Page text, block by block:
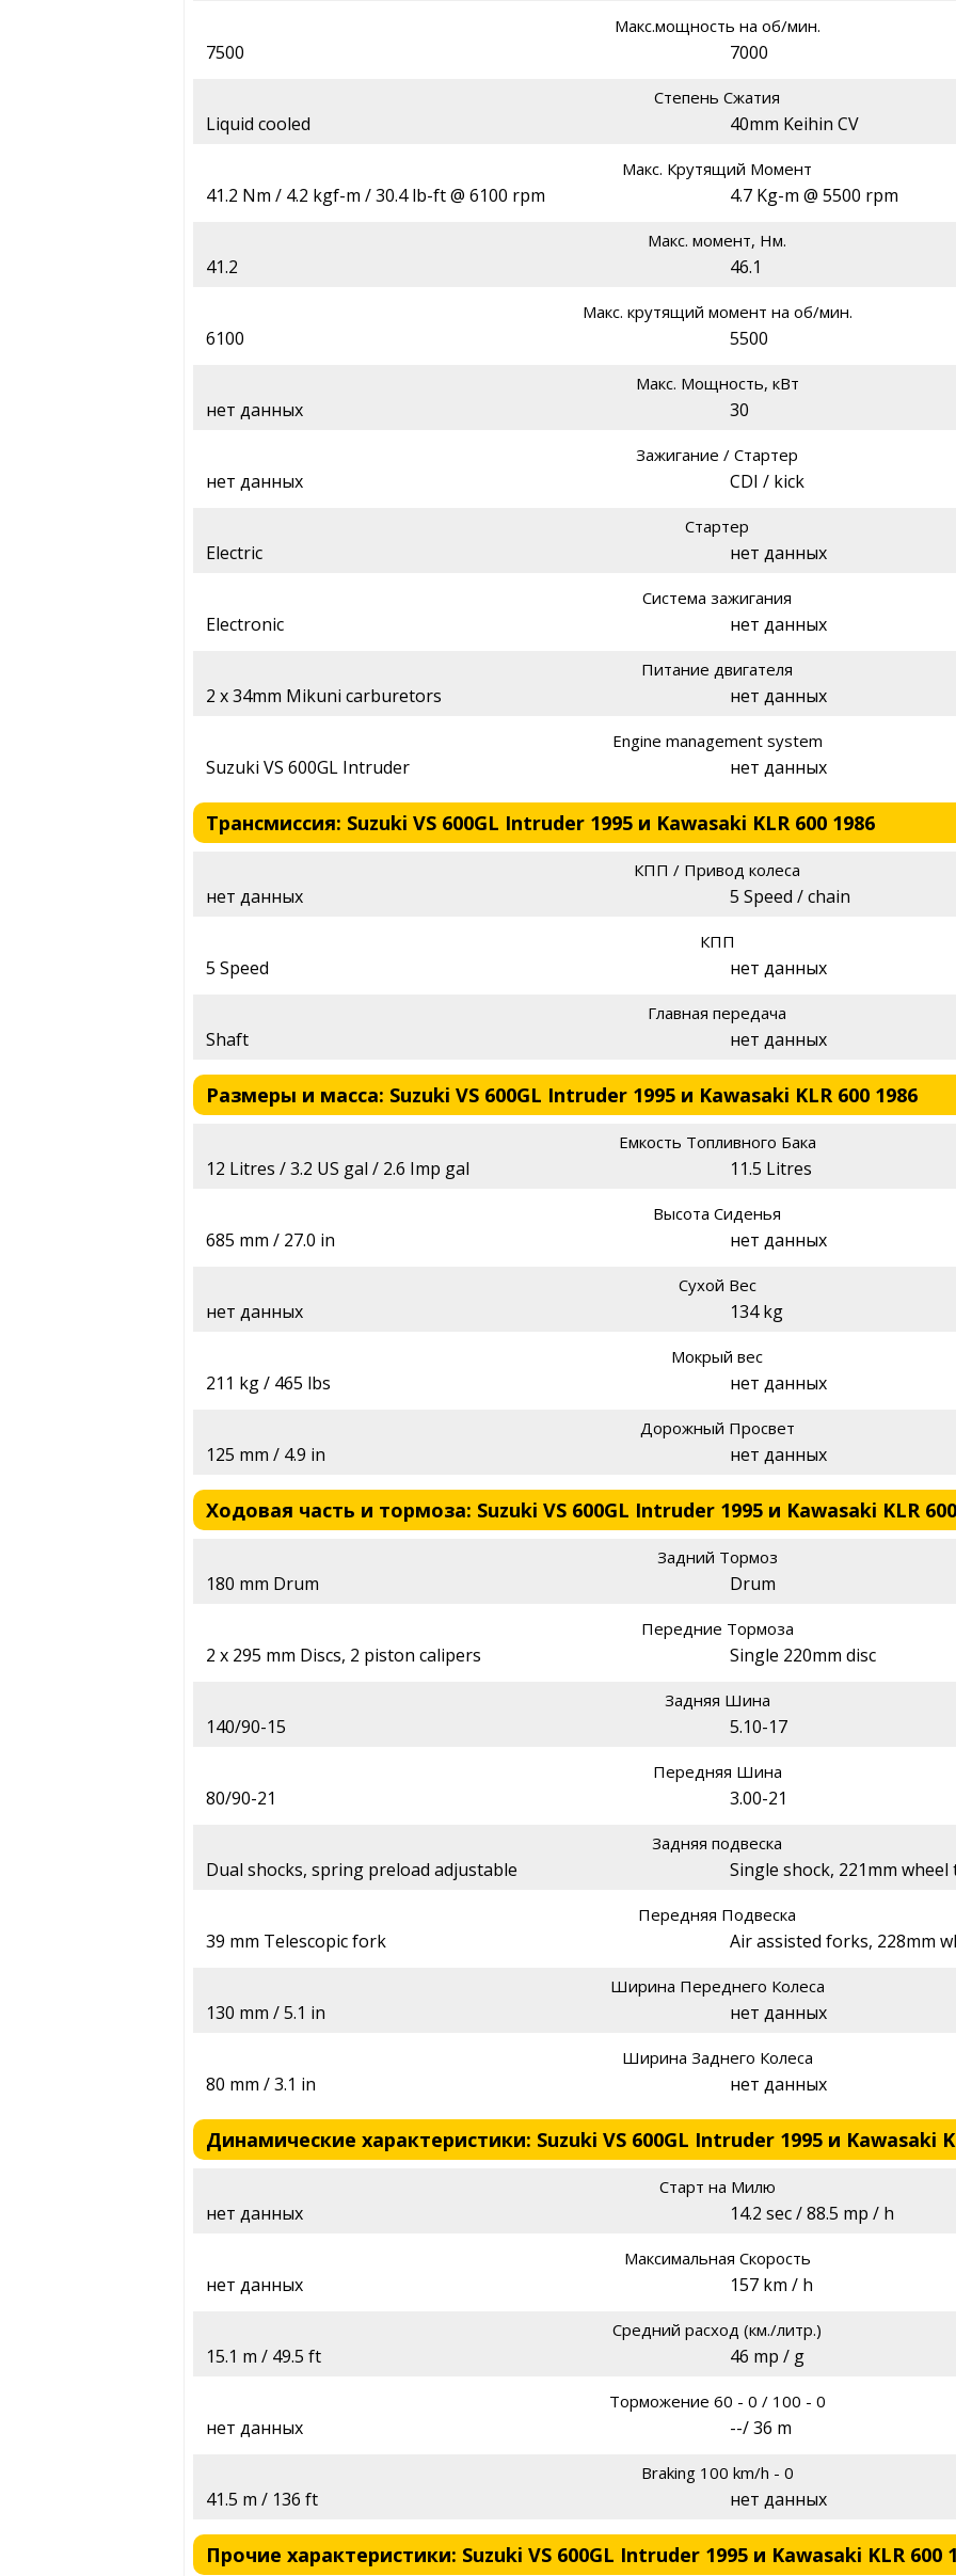
Макс.мощность на об/мин.
7500 7000
Степень Сжатия
Liquid cooled 40mm Keihin CV
Макс. Крутящий Момент
41.2 Nm / 4.2 kgf-m / 30.4 lb-ft @ 6100 rpm 4.7 Kg-m @ 5500 rpm
Макс. момент, Нм.
41.2 46.1
Макс. крутящий момент на об/мин.
6100 5500
Макс. Мощность, кВт
нет данных 30
Зажигание / Стартер
нет данных CDI / kick
Стартер
Electric нет данных
Система зажигания
Electronic нет данных
Питание двигателя
2 x 34mm Mikuni carburetors нет данных
Engine management system
Suzuki VS 600GL Intruder нет данных
Трансмиссия: Suzuki VS 600GL Intruder 1995 и Kawasaki KLR 600 1986
КПП / Привод колеса
нет данных 5 Speed / chain
КПП
5 Speed нет данных
Главная передача
Shaft нет данных
Размеры и масса: Suzuki VS 600GL Intruder 1995 и Kawasaki KLR 600 1986
Емкость Топливного Бака
12 Litres / 3.2 US gal / 2.6 Imp gal 11.5 Litres
Высота Сиденья
685 mm / 27.0 in нет данных
Сухой Вес
нет данных 134 kg
Мокрый вес
211 kg / 465 lbs нет данных
Дорожный Просвет
125 mm / 4.9 in нет данных
Ходовая часть и тормоза: Suzuki VS 600GL Intruder 1995 и Kawasaki KLR
Задний Тормоз
180 mm Drum Drum
Передние Тормоза
2 x 295 mm Discs, 2 piston calipers Single 220mm disc
Задняя Шина
140/90-15 5.10-17
Передняя Шина
80/90-21 3.00-21
Задняя подвеска
Dual shocks, spring preload adjustable Single shock, 221mm wheel
Передняя Подвеска
39 mm Telescopic fork Air assisted forks, 228mm
Ширина Переднего Колеса
130 mm / 5.1 in нет данных
Ширина Заднего Колеса
80 mm / 3.1 in нет данных
Динамические характеристики: Suzuki VS 600GL Intruder 1995 и Kawasaki
Старт на Милю
нет данных 14.2 sec / 88.5 mp / h
Максимальная Скорость
нет данных 157 km / h
Средний расход (км./литр.)
15.1 m / 49.5 ft 46 mp / g
Торможение 60 - 0 / 100 - 0
нет данных --/ 36 m
Braking 100 km/h - 0
41.5 m / 136 ft нет данных
Прочие характеристики: Suzuki VS 600GL Intruder 1995 и Kawasaki KLR 600